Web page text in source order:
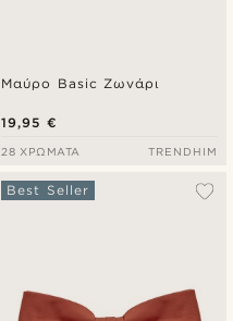
Μαύρο Basic Ζωνάρι
19,95 €
28 ΧΡΏΜΑΤΑ TRENDHIM
Best Seller